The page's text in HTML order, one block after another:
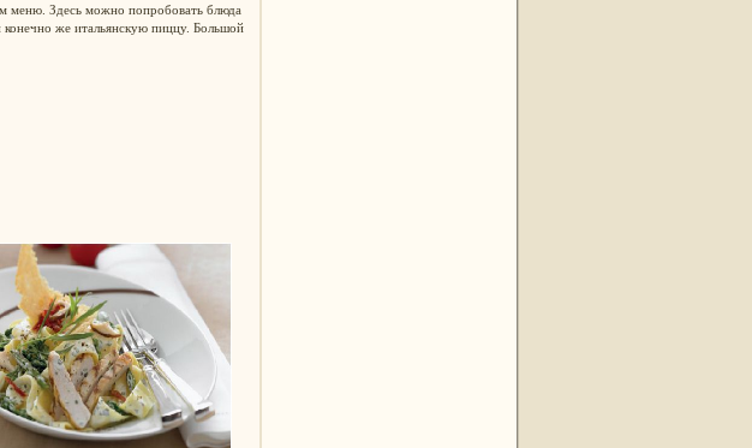
меню. Здесь можно попробовать блюда
же итальянскую пиццу. Большой